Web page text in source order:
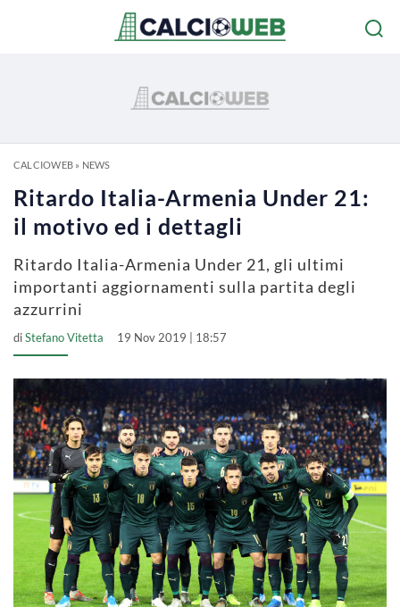
CALCIOWEB» NEWS
Ritardo Italia-Armenia Under 21:
il motivo ed i dettagli
Ritardo Italia-Armenia Under 21, gli ultimi
importanti aggiornamenti sulla partita degli
azzurrini
diStefano Vitetta 19 Nov 2019 | 18:57